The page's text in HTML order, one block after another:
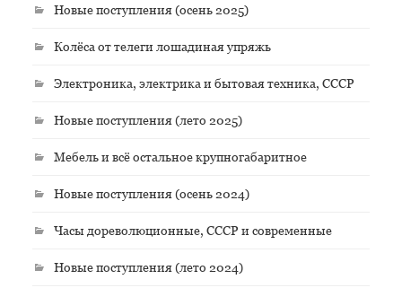
Новые поступления (осень 2025)
Колёса от телеги лошадиная упряжь
Электроника, электрика и бытовая техника, СССР
Новые поступления (лето 2025)
Мебель и всё остальное крупногабаритное
Новые поступления (осень 2024)
Часы дореволюционные, СССР и современные
Новые поступления (лето 2024)